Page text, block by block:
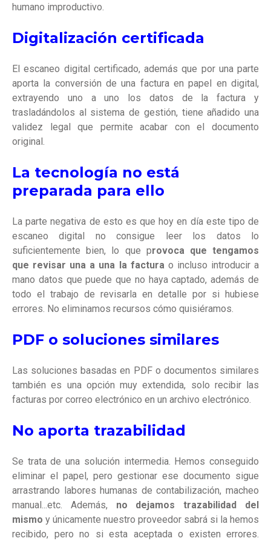
humano improductivo.
Digitalización certificada
El escaneo digital certificado, además que por una parte
aporta la conversión de una factura en papel en digital,
extrayendo uno a uno los datos de la factura y
trasladándolos al sistema de gestión, tiene añadido una
validez legal que permite acabar con el documento
original.
La tecnología no está
preparada para ello
La parte negativa de esto es que hoy en día este tipo de
escaneo digital no consigue leer los datos lo
suficientemente bien, lo que provoca que tengamos
que revisar una a una la facturao incluso introducir a
mano datos que puede que no haya captado, además de
todo el trabajo de revisarla en detalle por si hubiese
errores. No eliminamos recursos cómo quisiéramos.
PDF o soluciones similares
Las soluciones basadas en PDF o documentos similares
también es una opción muy extendida, solo recibir las
facturas por correo electrónico en un archivo electrónico.
No aporta trazabilidad
Se trata de una solución intermedia. Hemos conseguido
eliminar el papel, pero gestionar ese documento sigue
arrastrando labores humanas de contabilización, macheo
manual...etc. Además, no dejamos trazabilidad del
mismo y únicamente nuestro proveedor sabrá si la hemos
recibido, pero no si esta aceptada o existen errores.